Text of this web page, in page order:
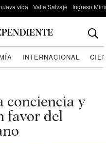
vida Valle Salvaje Ingreso
INTERNACIONAL
conciencia y
favor del